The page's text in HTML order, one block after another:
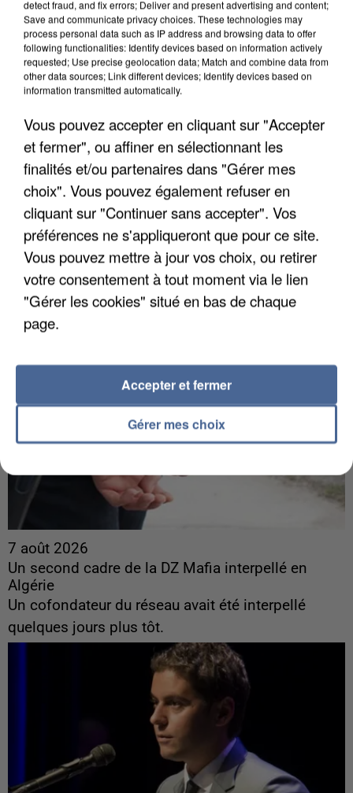
7 août 2026
Les données de 300 000 clients dérobées à
Intermarché après une...
Les données bancaires ne seraient pas
concernées.
7 août 2026
Un second cadre de la DZ Mafia interpellé en
Algérie
Un cofondateur du réseau avait été interpellé
quelques jours plus tôt.
detect fraud, and fix errors; Deliver and present advertising and content;
Save and communicate privacy choices. These technologies may
process personal data such as IP address and browsing data to offer
following functionalities: Identify devices based on information actively
requested; Use precise geolocation data; Match and combine data from
other data sources; Link different devices; Identify devices based on
information transmitted automatically.
Vous pouvez accepter en cliquant sur "Accepter
et fermer", ou affiner en sélectionnant les
finalités et/ou partenaires dans "Gérer mes
choix". Vous pouvez également refuser en
cliquant sur "Continuer sans accepter". Vos
préférences ne s'appliqueront que pour ce site.
Vous pouvez mettre à jour vos choix, ou retirer
votre consentement à tout moment via le lien
"Gérer les cookies" situé en bas de chaque
page.
Gérer mes choix
Accepter et fermer